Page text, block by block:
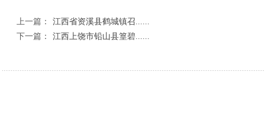
上一篇：
江西省资溪县鹤城镇召......
下一篇：
江西上饶市铅山县篁碧......